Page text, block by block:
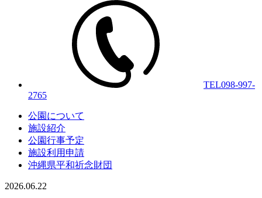
TEL098-997-
2765
公園について
施設紹介
公園行事予定
施設利用申請
沖縄県平和祈念財団
2026.06.22